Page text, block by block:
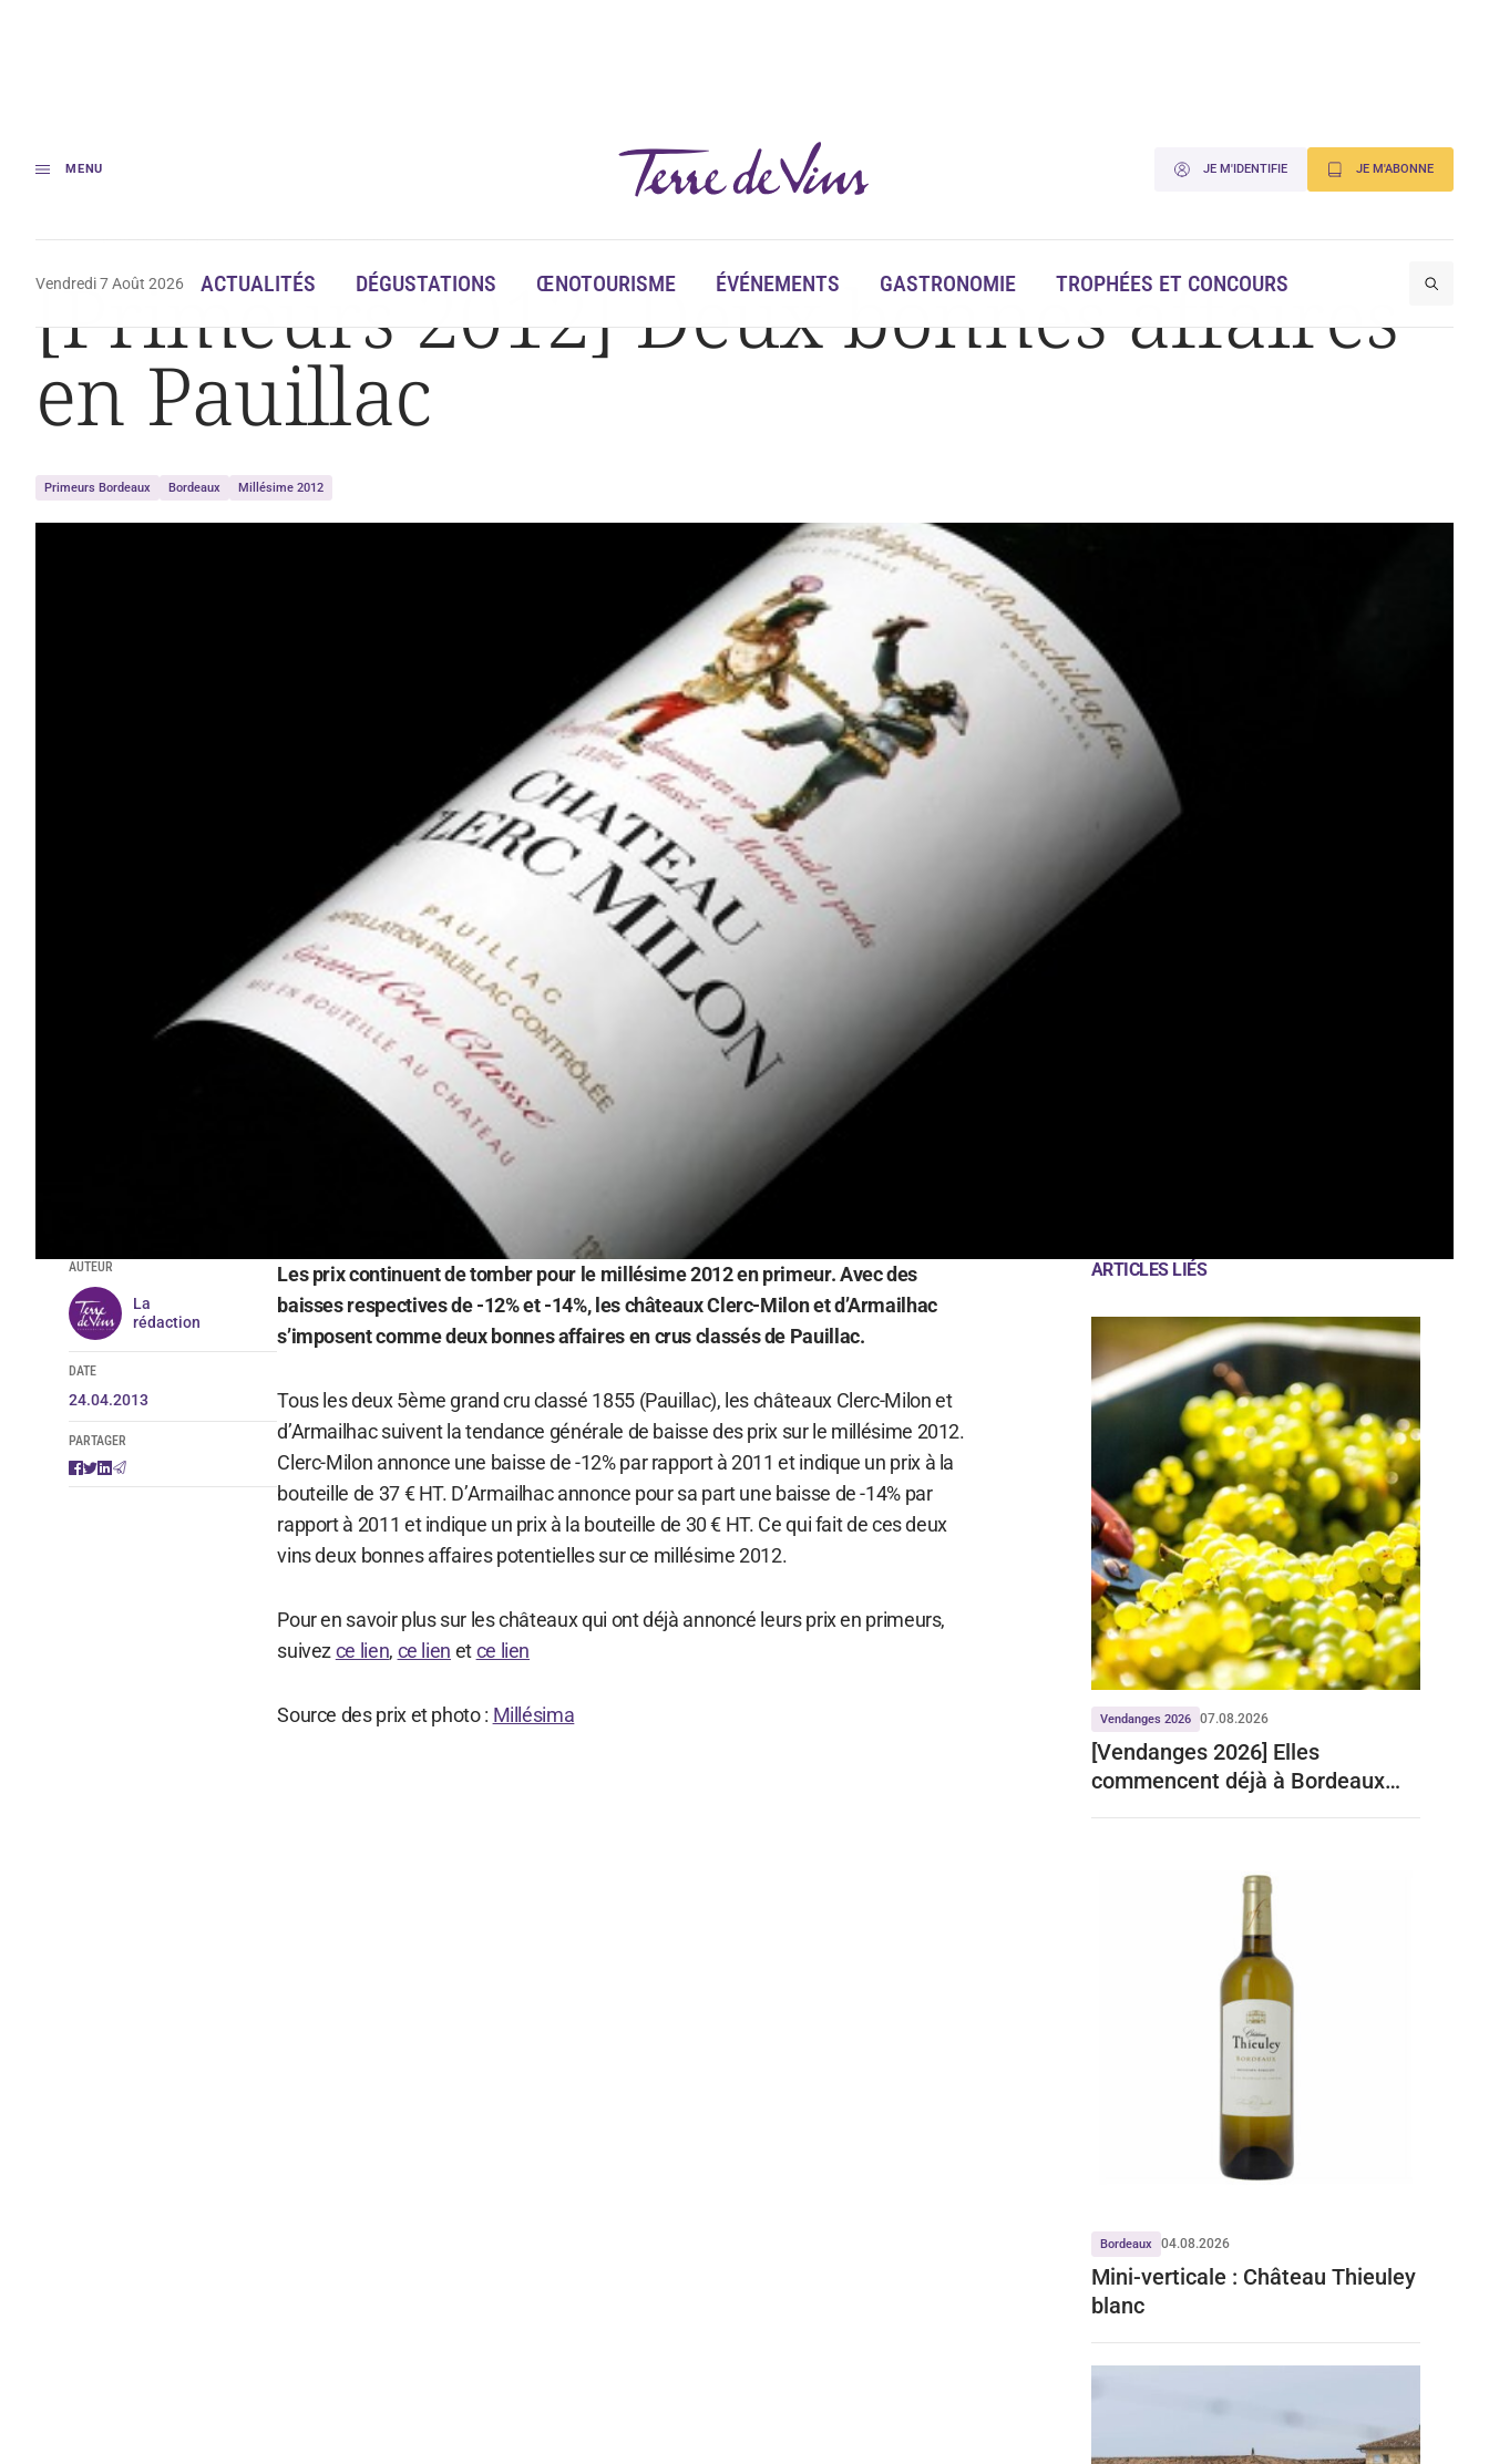
MENU JE M'IDENTIFIE JE M'ABONNE
Vendredi 7 Août 2026 ACTUALITÉS DÉGUSTATIONS ŒNOTOURISME ÉVÉNEMENTS GASTRONOMIE TROPHÉES ET CONCOURS
Accueil [Primeurs 2012] Deux bonnes affaires en Pauillac
[Primeurs 2012] Deux bonnes affaires
en Pauillac
Primeurs Bordeaux Bordeaux Millésime 2012
AUTEUR
La
rédaction
DATE
24.04.2013
PARTAGER
Les prix continuent de tomber pour le millésime 2012 en primeur. Avec des
baisses respectives de -12% et -14%, les châteaux Clerc-Milon et d’Armailhac
s’imposent comme deux bonnes affaires en crus classés de Pauillac.
Tous les deux 5ème grand cru classé 1855 (Pauillac), les châteaux Clerc-Milon et
d’Armailhac suivent la tendance générale de baisse des prix sur le millésime 2012.
Clerc-Milon annonce une baisse de -12% par rapport à 2011 et indique un prix à la
bouteille de 37 € HT. D’Armailhac annonce pour sa part une baisse de -14% par
rapport à 2011 et indique un prix à la bouteille de 30 € HT. Ce qui fait de ces deux
vins deux bonnes affaires potentielles sur ce millésime 2012.
Pour en savoir plus sur les châteaux qui ont déjà annoncé leurs prix en primeurs,
suivezce lien, ce lien etce lien
Source des prix et photo : Millésima
ARTICLES LIÉS
Vendanges 2026 07.08.2026
[Vendanges 2026] Elles
commencent déjà à Bordeaux
Bordeaux 04.08.2026
Mini-verticale : Château Thieuley
blanc